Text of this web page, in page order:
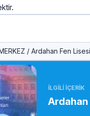
/ Ardahan Fen Lisesi
İLGİLİ İÇERİK
Ardahan